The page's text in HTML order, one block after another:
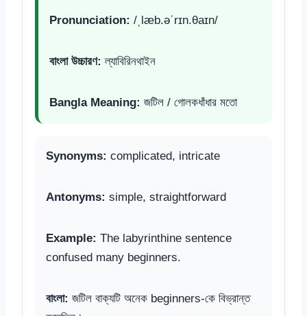
Pronunciation: /ˌlæb.əˈrɪn.θaɪn/
বাংলা উচ্চারণ: ল্যাবিরিনথাইন
Bangla Meaning: জটিল / গোলকধাঁধার মতো
Synonyms: complicated, intricate
Antonyms: simple, straightforward
Example: The labyrinthine sentence
confused many beginners.
বাংলা: জটিল বাক্যটি অনেক beginners-কে বিভ্রান্ত